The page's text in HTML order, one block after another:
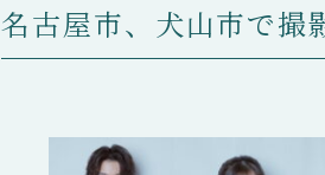
名古屋市、犬山市で撮